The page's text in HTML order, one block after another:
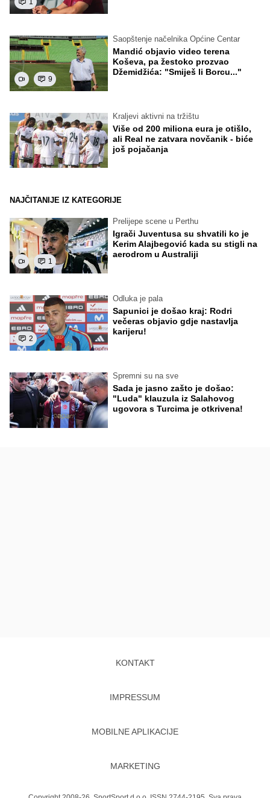
9
Saopštenje načelnika Općine Centar
Mandić objavio video terena
Koševa, pa žestoko prozvao
Džemidžića: "Smiješ li Borcu..."
Kraljevi aktivni na tržištu
Više od 200 miliona eura je otišlo,
ali Real ne zatvara novčanik - biće
još pojačanja
NAJČITANIJE IZ KATEGORIJE
1
Prelijepe scene u Perthu
Igrači Juventusa su shvatili ko je
Kerim Alajbegović kada su stigli na
aerodrom u Australiji
2
Odluka je pala
Sapunici je došao kraj: Rodri
večeras objavio gdje nastavlja
karijeru!
Spremni su na sve
Sada je jasno zašto je došao:
"Luda" klauzula iz Salahovog
ugovora s Turcima je otkrivena!
KONTAKT
IMPRESSUM
MOBILNE APLIKACIJE
MARKETING